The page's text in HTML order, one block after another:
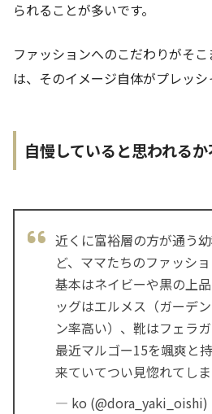
られることが多いです。
ファッションへのこだわりがそ
は、そのイメージ自体がプレッシ
自慢していると思われる
近くに富裕層の方が通う
ど、ママたちのファッシ
基本はネイビーや黒の上
ッグはエルメス（ガーデ
ン率高い）、靴はフェラ
最近マルゴー15を颯爽と
来ていてつい見惚れてしま
— ko (@dora_yaki_oishi)